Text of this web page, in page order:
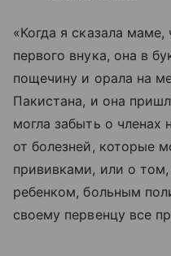
«Когда я сказала маме,
первого внука, она в
пощечину и орала на
Пакистана, и она
могла забыть о членах
от болезней, которые
прививками, или о
ребенком, больным
своему первенцу все